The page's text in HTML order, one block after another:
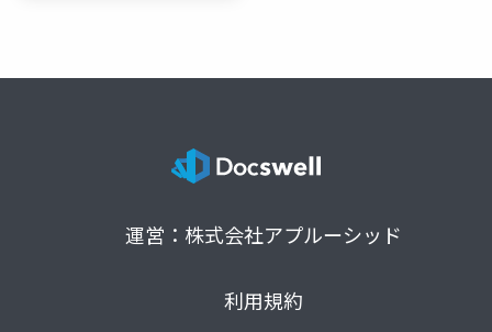
運営：株式会社アプルーシッド
利用規約